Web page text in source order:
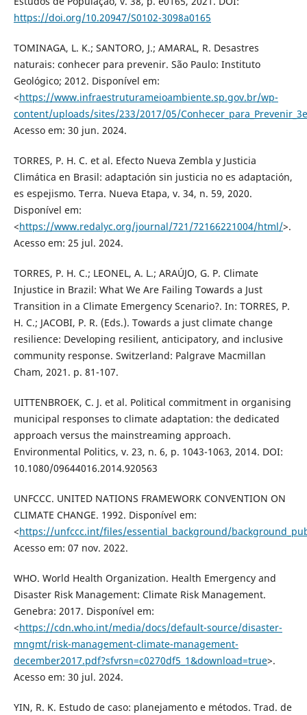
https://doi.org/10.20947/S0102-3098a0165
TOMINAGA, L. K.; SANTORO, J.; AMARAL, R. Desastres
naturais: conhecer para prevenir. São Paulo: Instituto
Geológico; 2012. Disponível em:
<https://www.infraestruturameioambiente.sp.gov.br/wp-
content/uploads/sites/233/2017/05/
Acesso em: 30 jun. 2024.
TORRES, P. H. C. et al. Efecto Nueva Zembla y Justicia
Climática en Brasil: adaptación sin justicia no es adaptación,
es espejismo. Terra. Nueva Etapa, v. 34, n. 59, 2020.
Disponível em:
<https://www.redalyc.org/journal/721/72166221004/html/>.
Acesso em: 25 jul. 2024.
TORRES, P. H. C.; LEONEL, A. L.; ARAÚJO, G. P. Climate
Injustice in Brazil: What We Are Failing Towards a Just
Transition in a Climate Emergency Scenario?. In: TORRES, P.
H. C.; JACOBI, P. R. (Eds.). Towards a just climate change
resilience: Developing resilient, anticipatory, and inclusive
community response. Switzerland: Palgrave Macmillan
Cham, 2021. p. 81-107.
UITTENBROEK, C. J. et al. Political commitment in organising
municipal responses to climate adaptation: the dedicated
approach versus the mainstreaming approach.
Environmental Politics, v. 23, n. 6, p. 1043-1063, 2014. DOI:
10.1080/09644016.2014.920563
UNFCCC. UNITED NATIONS FRAMEWORK CONVENTION ON
CLIMATE CHANGE. 1992. Disponível em:
<https://unfccc.int/files/essential_background/
Acesso em: 07 nov. 2022.
WHO. World Health Organization. Health Emergency and
Disaster Risk Management: Climate Risk Management.
Genebra: 2017. Disponível em:
<https://cdn.who.int/media/docs/default-source/disaster-
mngmt/risk-management-climate-management-
december2017.pdf?sfvrsn=c0270df5_1&download=true>.
Acesso em: 30 jul. 2024.
YIN, R. K. Estudo de caso: planejamento e métodos. Trad. de